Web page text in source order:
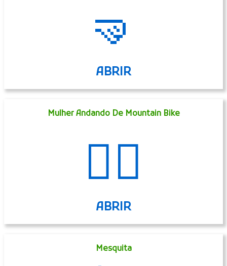
🤜
ABRIR
Mulher Andando De Mountain Bike
🚵‍♀️
ABRIR
Mesquita